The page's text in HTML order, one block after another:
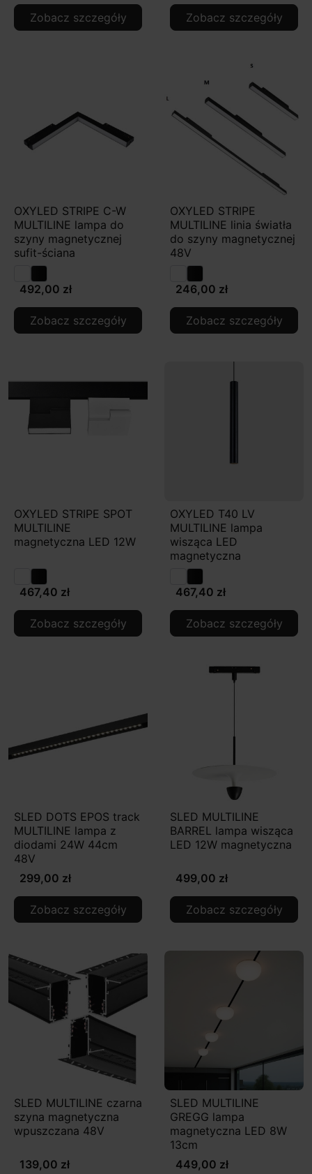
Zobacz szczegóły Zobacz szczegóły
OXYLED STRIPE C-W
MULTILINE lampa do
szyny magnetycznej
sufit-ściana
492,00 zł
Zobacz szczegóły
OXYLED STRIPE
MULTILINE linia światła
do szyny magnetycznej
48V
246,00 zł
Zobacz szczegóły
OXYLED STRIPE SPOT
MULTILINE
magnetyczna LED 12W
467,40 zł
Zobacz szczegóły
OXYLED T40 LV
MULTILINE lampa
wisząca LED
magnetyczna
467,40 zł
Zobacz szczegóły
SLED DOTS EPOS track
MULTILINE lampa z
diodami 24W 44cm
48V
299,00 zł
Zobacz szczegóły
SLED MULTILINE
BARREL lampa wisząca
LED 12W magnetyczna
499,00 zł
Zobacz szczegóły
SLED MULTILINE czarna
szyna magnetyczna
wpuszczana 48V
139,00 zł
SLED MULTILINE
GREGG lampa
magnetyczna LED 8W
13cm
449,00 zł